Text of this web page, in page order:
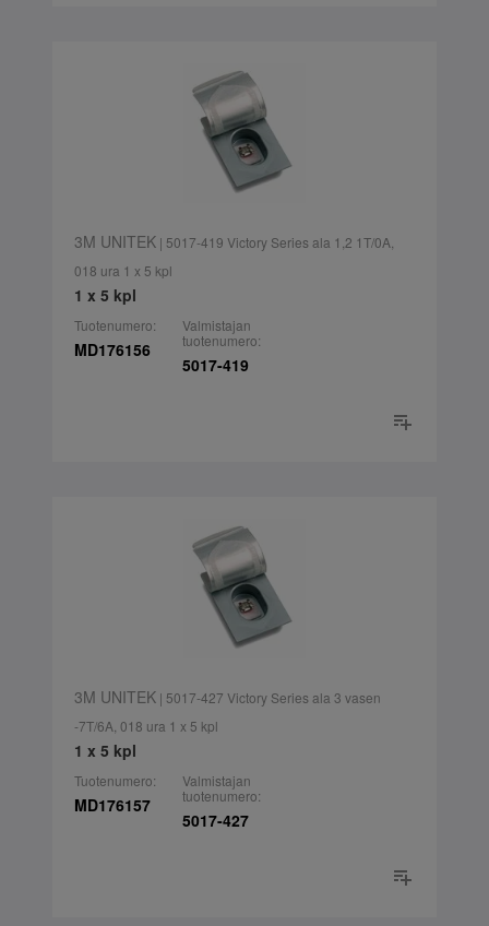
3M UNITEK| 5017-419 Victory Series ala 1,2 1T/0A,
018 ura 1 x 5 kpl
1 x 5 kpl
Tuotenumero:
MD176156
Valmistajan
tuotenumero:
5017-419
3M UNITEK| 5017-427 Victory Series ala 3 vasen
-7T/6A, 018 ura 1 x 5 kpl
1 x 5 kpl
Tuotenumero:
MD176157
Valmistajan
tuotenumero:
5017-427